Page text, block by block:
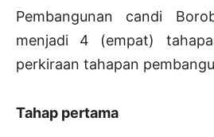
Pembangunan candi
menjadi 4 (empat)
perkiraan tahapan
Tahap pertama